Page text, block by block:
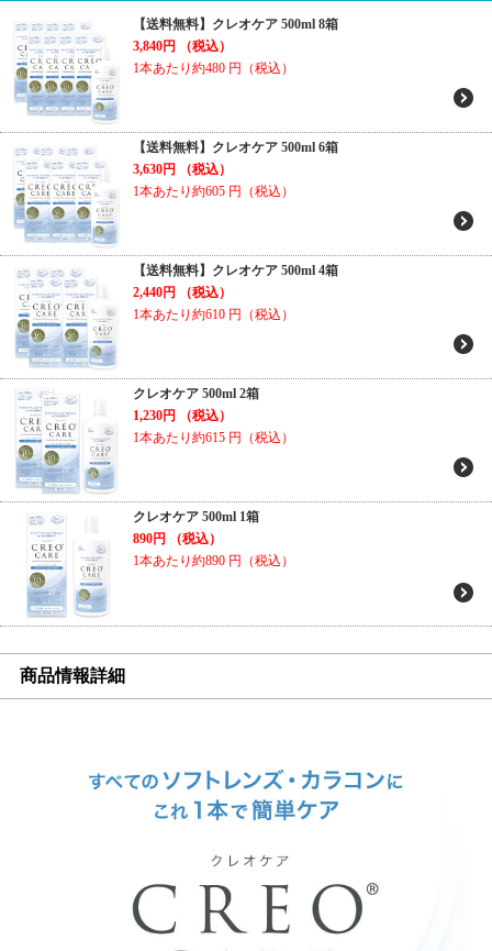
【送料無料】クレオケア 500ml 8箱
3,840円
（税込）
1本あたり約480 円（税込）
【送料無料】クレオケア 500ml 6箱
3,630円
（税込）
1本あたり約605 円（税込）
【送料無料】クレオケア 500ml 4箱
2,440円
（税込）
1本あたり約610 円（税込）
クレオケア 500ml 2箱
1,230円
（税込）
1本あたり約615 円（税込）
クレオケア 500ml 1箱
890円
（税込）
1本あたり約890 円（税込）
商品情報詳細